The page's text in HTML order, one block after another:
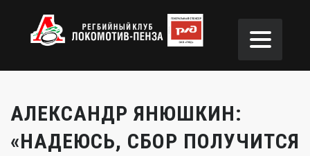
АЛЕКСАНДР ЯНЮШКИН:
«НАДЕЮСЬ, СБОР ПОЛУЧИТСЯ